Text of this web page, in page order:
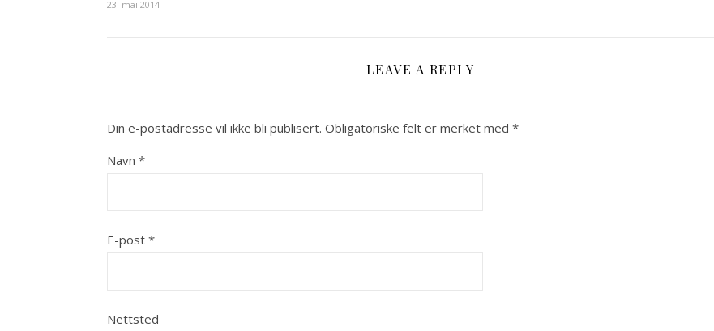
23. mai 2014
LEAVE A REPLY
Din e-postadresse vil ikke bli publisert. Obligatoriske felt er merket med *
Navn *
E-post *
Nettsted